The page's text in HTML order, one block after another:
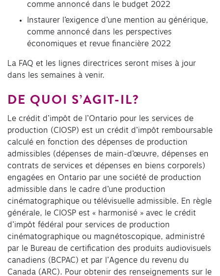
comme annoncé dans le budget 2022
Instaurer l’exigence d’une mention au générique,
comme annoncé dans les perspectives
économiques et revue financière 2022
La FAQ et les lignes directrices seront mises à jour
dans les semaines à venir.
DE QUOI S’AGIT-IL?
Le crédit d’impôt de l’Ontario pour les services de
production (CIOSP) est un crédit d’impôt remboursable
calculé en fonction des dépenses de production
admissibles (dépenses de main-d’œuvre, dépenses en
contrats de services et dépenses en biens corporels)
engagées en Ontario par une société de production
admissible dans le cadre d’une production
cinématographique ou télévisuelle admissible. En règle
générale, le CIOSP est « harmonisé » avec le crédit
d’impôt fédéral pour services de production
cinématographique ou magnétoscopique, administré
par le Bureau de certification des produits audiovisuels
canadiens (BCPAC) et par l’Agence du revenu du
Canada (ARC). Pour obtenir des renseignements sur le